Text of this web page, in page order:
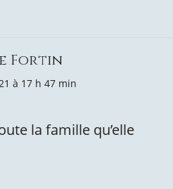
Fortin
à 17 h 47 min
la famille qu’elle